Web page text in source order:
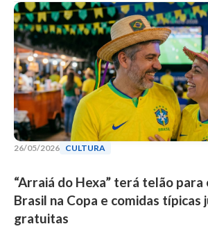
26/05/2026 CULTURA
“Arraiá do Hexa” terá telão
Brasil na Copa e comidas típicas
gratuitas